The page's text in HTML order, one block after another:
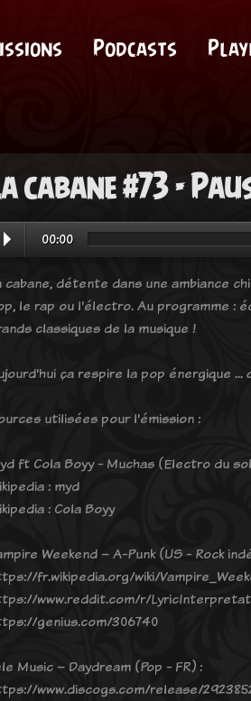
Podcasts
cabane #73 -
00:00
cabane, détente dans une ambiance
le rap ou l'électro. Au programme
classiques de la musique !
ça respire la pop énergique
utilisées pour l'émission :
ft Cola Boyy - Muchas (Electro du
: myd
: Cola Boyy
Weekend – A-Punk (US - Rock
fr.wikipedia.org/wiki/
www.reddit.com/r/
genius.com/306740
Music – Daydream (Pop - FR) :
www.discogs.com/release/